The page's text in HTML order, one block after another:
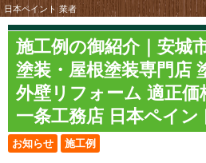
日本ペイント 業者
施工例の御紹介｜安城
塗装・屋根塗装専門店
外壁リフォーム 適正
一条工務店 日本ペイン
お知らせ 施工例